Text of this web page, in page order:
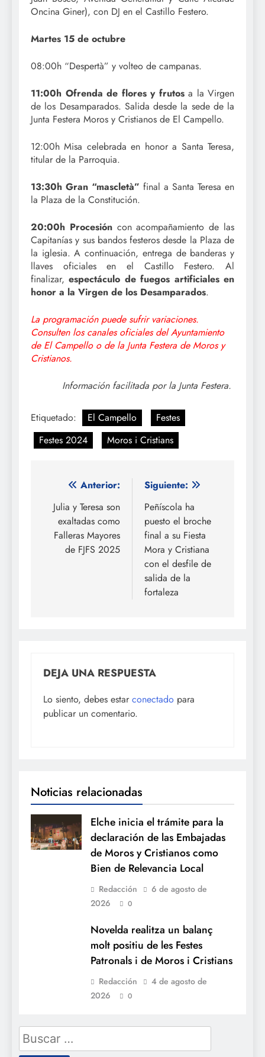
Oncina Giner), con DJ en el Castillo Festero.
Martes 15 de octubre
08:00h “Despertà” y volteo de campanas.
11:00h Ofrenda de flores y frutosa la Virgen
de los Desamparados. Salida desde la sede de la
Junta Festera Moros y Cristianos de El Campello.
12:00h Misa celebrada en honor a Santa Teresa,
titular de la Parroquia.
13:30h Gran “mascletà” final a Santa Teresa en
la Plaza de la Constitución.
20:00h Procesióncon acompañamiento de las
Capitanías y sus bandos festeros desde la Plaza de
la iglesia. A continuación, entrega de banderas y
llaves oficiales en el Castillo Festero. Al
finalizar,espectáculo de fuegos artificiales en
honor a la Virgen de los Desamparados.
La programación puede sufrir variaciones.
Consulten los canales oficiales del Ayuntamiento
de El Campello o de la Junta Festera de Moros y
Cristianos.
Información facilitada por la Junta Festera.
Etiquetado: El Campello
Festes
Festes 2024
Moros i Cristians
Navegación
de
entradas
Anterior:
Julia y Teresa son
exaltadas como
Falleras Mayores
de FJFS 2025
Siguiente:
Peñíscola ha
puesto el broche
final a su Fiesta
Mora y Cristiana
con el desfile de
salida de la
fortaleza
DEJA UNA RESPUESTA
Lo siento, debes estar conectado para
publicar un comentario.
Noticias relacionadas
Elche inicia el trámite para la
declaración de las Embajadas
de Moros y Cristianos como
Bien de Relevancia Local
Redacción
6 de agosto de
2026
0
Novelda realitza un balanç
molt positiu de les Festes
Patronals i de Moros i Cristians
Redacción
4 de agosto de
2026
0
Buscar: